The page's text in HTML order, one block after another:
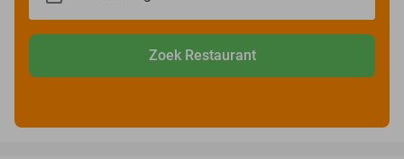
Zoek Restaurant